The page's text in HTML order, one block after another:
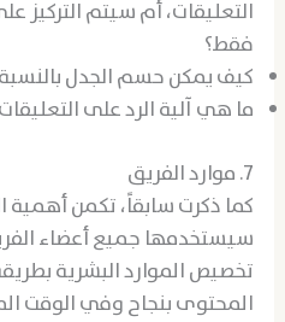
التعليقات، أم سيتم التركيز
فقط؟
كيف يمكن حسم الجدل
ما هي آلية الرد على
7. موارد الفريق
كما ذكرت سابقاً، تكمن أهمية
سيستخدمها جميع أعضاء
تخصيص الموارد البشرية
المحتوى بنجاح وفي الوقت